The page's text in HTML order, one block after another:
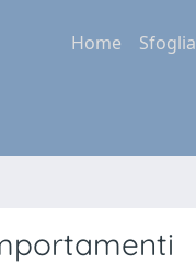
Home Sfoglia